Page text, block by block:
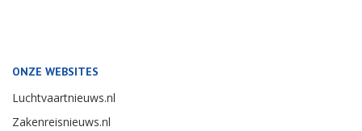
ONZE WEBSITES
Luchtvaartnieuws.nl
Zakenreisnieuws.nl